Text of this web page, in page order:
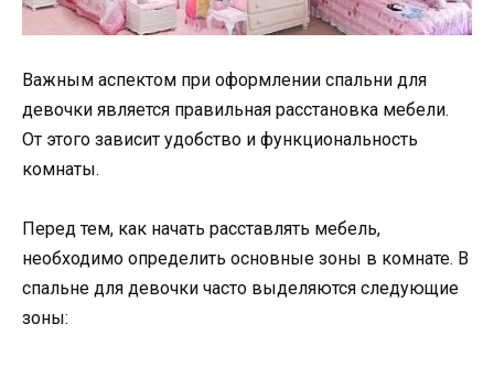
Важным аспектом при оформлении спальни для
девочки является правильная расстановка мебели.
От этого зависит удобство и функциональность
комнаты.
Перед тем, как начать расставлять мебель,
необходимо определить основные зоны в комнате. В
спальне для девочки часто выделяются следующие
зоны: